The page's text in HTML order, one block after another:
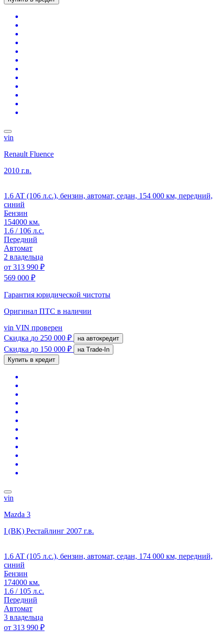
vin
Renault Fluence
2010 г.в.
1.6 AT (106 л.с.), бензин, автомат, седан, 154 000 км, передний,
синий
Бензин
154000 км.
1.6 / 106 л.с.
Передний
Автомат
2 владельца
от 313 990 ₽
569 000 ₽
Гарантия юридической чистоты
Оригинал ПТС в наличии
vin VIN проверен
Скидка до 250 000 ₽ на автокредит
Скидка до 150 000 ₽
на Trade-In
Купить в кредит
vin
Mazda 3
I (BK) Рестайлинг 2007 г.в.
1.6 AT (105 л.с.), бензин, автомат, седан, 174 000 км, передний,
синий
Бензин
174000 км.
1.6 / 105 л.с.
Передний
Автомат
3 владельца
от 313 990 ₽